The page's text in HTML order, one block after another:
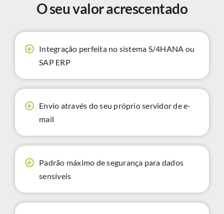
O seu valor acrescentado
Integração perfeita no sistema S/4HANA ou
SAP ERP
Envio através do seu próprio servidor de e-
mail
Padrão máximo de segurança para dados
sensíveis